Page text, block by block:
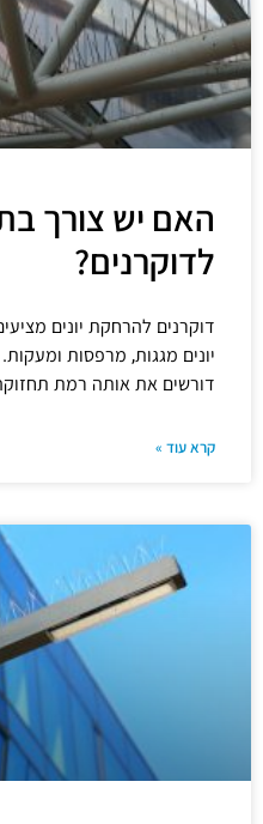
האם יש צורך
לדוקרנים?
דוקרנים להרחקת יונים
יונים מגגות, מרפסות
דורשים את אותה רמת
קרא עוד »